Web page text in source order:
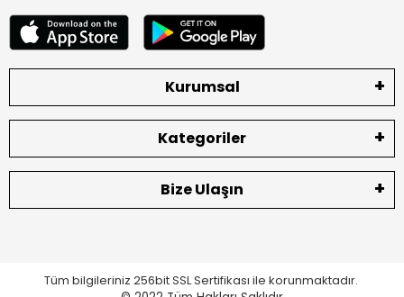
Kurumsal
Kategoriler
Bize Ulaşın
Tüm bilgileriniz 256bit SSL Sertifikası ile korunmaktadır.